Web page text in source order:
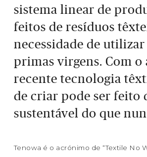
sistema linear de
feitos de resíduos
necessidade de
primas virgens. Com o
recente tecnologia
de criar pode ser feito
sustentável do que
Tenowa é o acrónimo de “Textile No